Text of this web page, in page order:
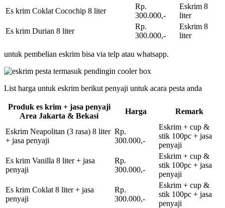
Es krim Coklat Cocochip 8 liter
Rp.
300.000,-
Eskrim 8
liter
Es krim Durian 8 liter
Rp.
300.000,-
Eskrim 8
liter
untuk pembelian eskrim bisa via telp atau whatsapp.
List harga untuk eskrim berikut penyaji untuk acara pesta anda
Produk es krim + jasa penyaji
Area Jakarta & Bekasi
Harga Remark
Eskrim Neapolitan (3 rasa) 8 liter
+ jasa penyaji
Rp.
300.000,-
Eskrim + cup &
stik 100pc + jasa
penyaji
Es krim Vanilla 8 liter + jasa
penyaji
Rp.
300.000,-
Eskrim + cup &
stik 100pc + jasa
penyaji
Es krim Coklat 8 liter + jasa
penyaji
Rp.
300.000,-
Eskrim + cup &
stik 100pc + jasa
penyaji